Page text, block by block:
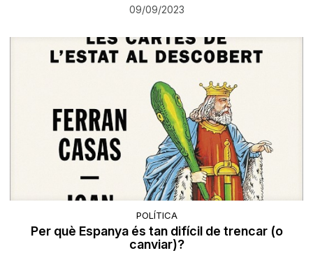
09/09/2023
POLÍTICA
Per què Espanya és tan difícil de trencar (o
canviar)?